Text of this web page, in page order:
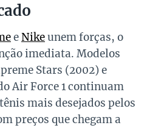
eNikeunem forças, o
imediata. Modelos
Stars (2002) e
Air Force 1 continuam
mais desejados pelos
preços que chegam a